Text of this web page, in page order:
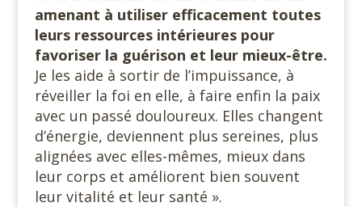
amenant à utiliser efficacement toutes
leurs ressources intérieures pour
favoriser la guérison et leur mieux-être.
Je les aide à sortir de l’impuissance, à
réveiller la foi en elle, à faire enfin la paix
avec un passé douloureux. Elles changent
d’énergie, deviennent plus sereines, plus
alignées avec elles-mêmes, mieux dans
leur corps et améliorent bien souvent
leur vitalité et leur santé ».